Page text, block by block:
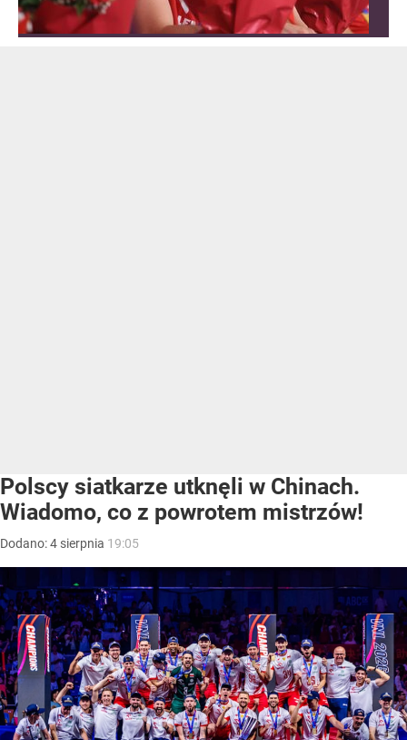
Polscy siatkarze utknęli w Chinach.
Wiadomo, co z powrotem mistrzów!
Dodano:4 sierpnia 19:05